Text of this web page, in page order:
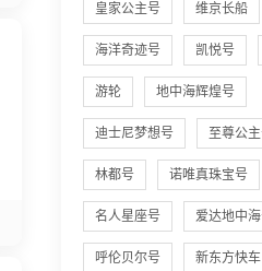
皇家公主号 维京长船
海洋奇迹号 凯悦号
游轮 地中海辉煌号
迪士尼梦想号 至尊公
林都号 诺唯真珠宝号
名人星座号 爱达地中
呼伦贝尔号 新东方快车